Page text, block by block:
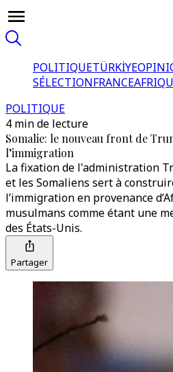
POLITIQUETÜRKİYE
SÉLECTIONFRANCE
POLITIQUE
4 min de lecture
Somalie: le nouveau front de
l’immigration
La fixation de l'administration
et les Somaliens sert à
l’immigration en provenance
musulmans comme étant une
des États-Unis.
Partager